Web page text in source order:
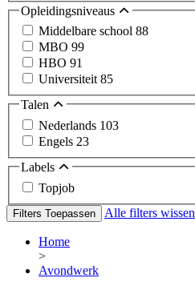
Opleidingsniveaus
Middelbare school 88
MBO 99
HBO 91
Universiteit85
Talen
Nederlands 103
Engels 23
Labels
Topjob
Filters Toepassen Alle filters wissen
Home
>
Avondwerk